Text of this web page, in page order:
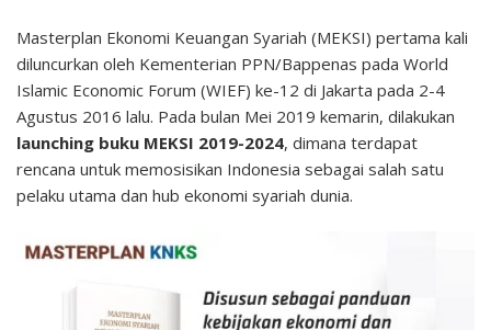
Masterplan Ekonomi Keuangan Syariah (MEKSI) pertama kali
diluncurkan oleh Kementerian PPN/Bappenas pada World
Islamic Economic Forum (WIEF) ke-12 di Jakarta pada 2-4
Agustus 2016 lalu. Pada bulan Mei 2019 kemarin, dilakukan
launching buku MEKSI 2019-2024, dimana terdapat
rencana untuk memosisikan Indonesia sebagai salah satu
pelaku utama dan hub ekonomi syariah dunia.